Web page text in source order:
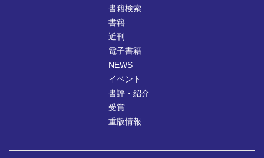
書籍検索
書籍
近刊
電子書籍
NEWS
イベント
書評・紹介
受賞
重版情報